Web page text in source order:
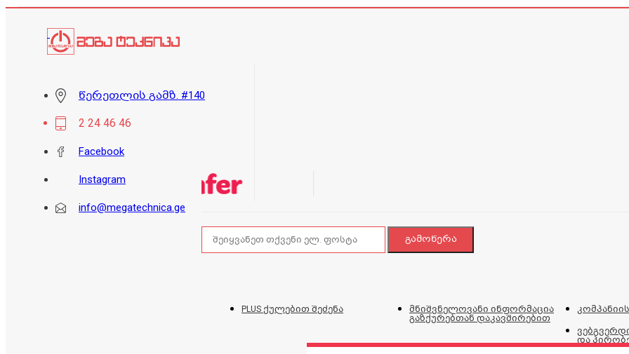
წერეთლის გამზ. #140
2 24 46 46
Facebook
Instagram
info@megatechnica.ge
PLUS ქულებით შეძენა მნიშვნელოვანი ინფორმაცია
გაზქურებთან დაკავშირებით
და